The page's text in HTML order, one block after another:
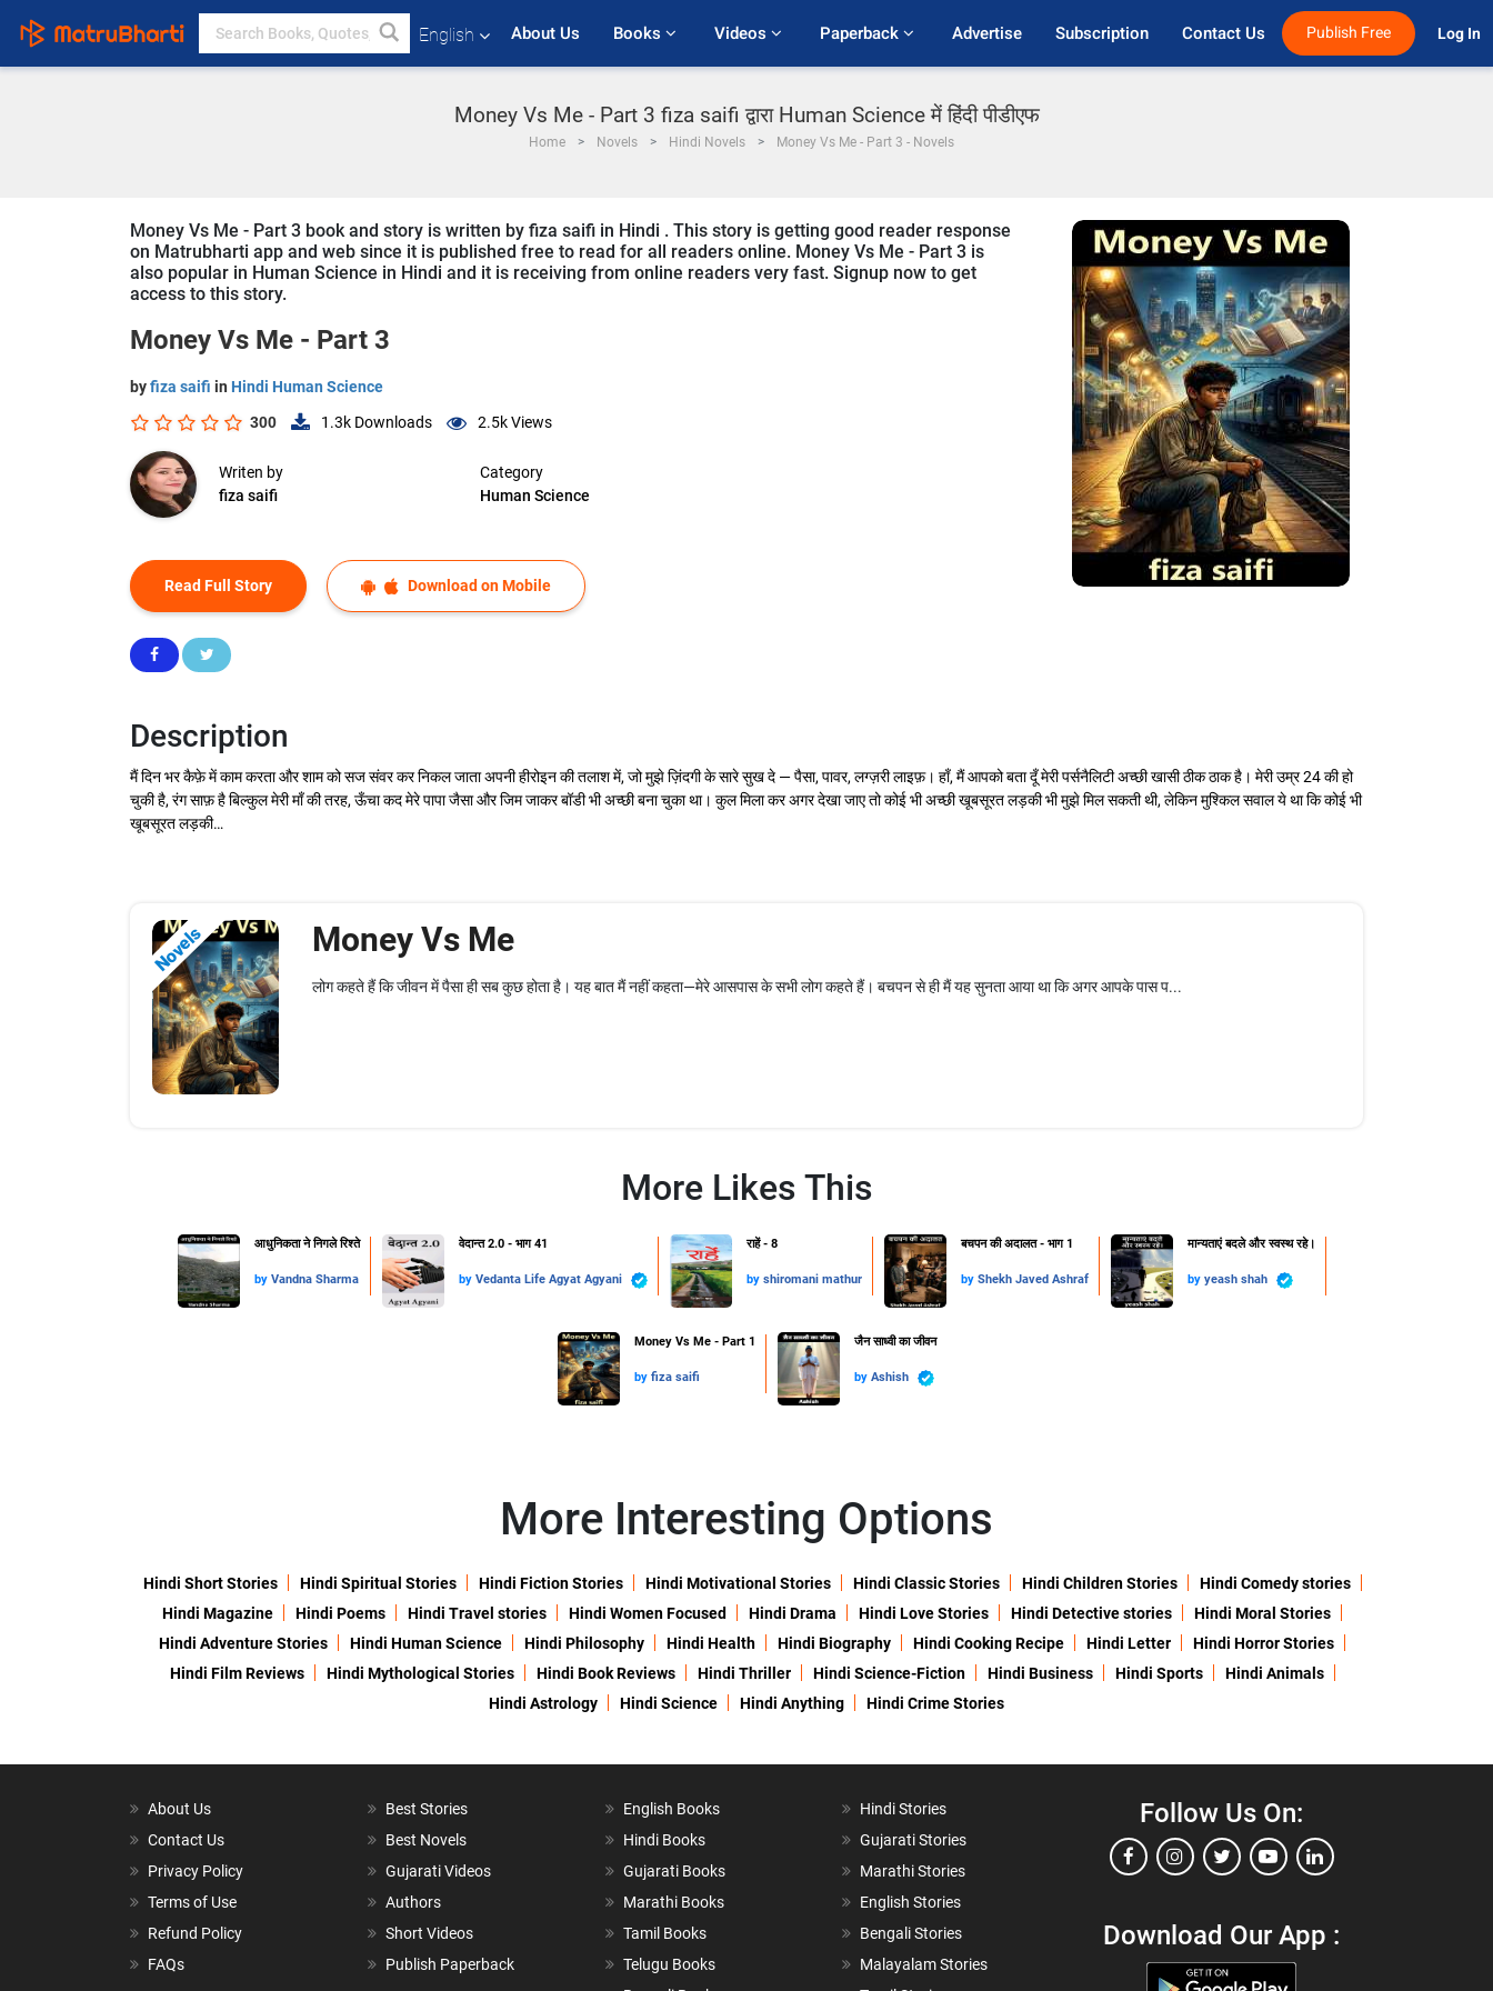
English About Us Books Videos Paperback Advertise Subscription Contact Us Publish Free Log In
Money Vs Me - Part 3 fiza saifi द्वारा Human Science में हिंदी पीडीएफ
Home Novels Hindi Novels Money Vs Me - Part 3 - Novels
Money Vs Me - Part 3 book and story is written by fiza saifi in Hindi . This story is getting good reader response
on Matrubharti app and web since it is published free to read for all readers online. Money Vs Me - Part 3 is
also popular in Human Science in Hindi and it is receiving from online readers very fast. Signup now to get
access to this story.
Money Vs Me - Part 3
byfiza saifi in Hindi Human Science
300 1.3k Downloads 2.5kViews
Writen by
fiza saifi
Category
Human Science
Read Full Story Download on Mobile
Description
मैं दिन भर कैफ़े में काम करता और शाम को सज संवर कर निकल जाता अपनी हीरोइन की तलाश में, जो मुझे ज़िंदगी के सारे सुख दे — पैसा, पावर, लग्ज़री लाइफ़। हाँ, मैं आपको बता दूँ मेरी पर्सनैलिटी अच्छी खासी ठीक ठाक है। मेरी उम्र 24 की हो
चुकी है, रंग साफ़ है बिल्कुल मेरी माँ की तरह, ऊँचा कद मेरे पापा जैसा और जिम जाकर बॉडी भी अच्छी बना चुका था। कुल मिला कर अगर देखा जाए तो कोई भी अच्छी खूबसूरत लड़की भी मुझे मिल सकती थी, लेकिन मुश्किल सवाल ये था कि कोई भी
खूबसूरत लड़की…
Novels Money Vs Me
लोग कहते हैं कि जीवन में पैसा ही सब कुछ होता है। यह बात मैं नहीं कहता—मेरे आसपास के सभी लोग कहते हैं। बचपन से ही मैं यह सुनता आया था कि अगर आपके पास प...
More Likes This
आधुनिकता ने निगले रिश्ते
by Vandna Sharma
वेदान्त 2.0 - भाग 41
by Vedanta Life Agyat Agyani
राहें - 8
by shiromani mathur
बचपन की अदालत - भाग 1
by Shekh Javed Ashraf
मान्यताएं बदले और स्वस्थ रहे।
by yeash shah
Money Vs Me - Part 1
by fiza saifi
जैन साध्वी का जीवन
by Ashish
More Interesting Options
Hindi Short Stories Hindi Spiritual Stories Hindi Fiction Stories Hindi Motivational Stories Hindi Classic Stories Hindi Children Stories
Hindi Comedy stories
Hindi Magazine
Hindi Poems Hindi Travel stories Hindi Women Focused Hindi Drama Hindi Love Stories Hindi Detective stories
Hindi Moral Stories
Hindi Adventure Stories
Hindi Human Science Hindi Philosophy Hindi Health Hindi Biography Hindi Cooking Recipe Hindi Letter
Hindi Horror Stories
Hindi Film Reviews
Hindi Mythological Stories Hindi Book Reviews Hindi Thriller Hindi Science-Fiction Hindi Business Hindi Sports
Hindi Animals
Hindi Astrology
Hindi Science Hindi Anything Hindi Crime Stories
About Us
Contact Us
Privacy Policy
Terms of Use
Refund Policy
FAQs
Best Stories
Best Novels
Gujarati Videos
Authors
Short Videos
Publish Paperback
English Books
Hindi Books
Gujarati Books
Marathi Books
Tamil Books
Telugu Books
Hindi Stories
Gujarati Stories
Marathi Stories
English Stories
Bengali Stories
Malayalam Stories
Follow Us On:
Download Our App :